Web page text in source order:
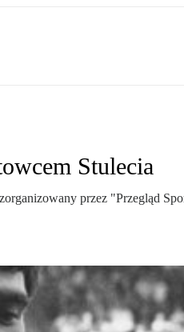
Stulecia
przez "Przegląd